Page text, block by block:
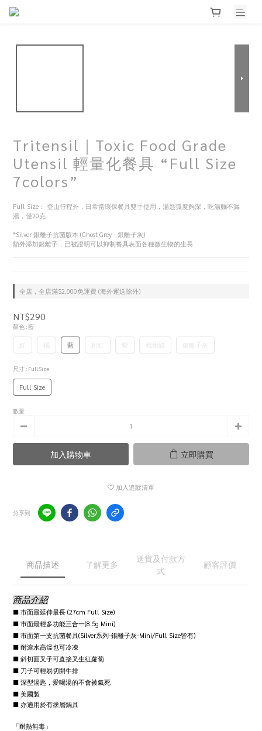
Tritensil｜Toxic Food Grade
Utensil 輕量化餐具 “Full Size
7colors”
Full Size： 登山行程外，日常當環保餐具雙手使用，湯匙弧度夠深，吃湯麵不漏
湯，僅20克
*Silver 銀離子抗菌版本 (Ghost Grey - 銀離子灰)
額外添加銀離子，已被證明可以抑制餐具表面各種微生物的生長
全店，全店滿$2,000免運費 (海外運送除外)
NT$290
顏色 : 藍
橘 藍 粉紅 紫 戰術綠 銀離子灰
尺寸: Full Size
Full Size
數量
加入購物車 立即購買
加入追蹤清單
分享到
商品描述 了解更多
送貨及付款方
式
顧客評價
商品介紹
■ 市面最延伸最長 (27cm Full Size)
■ 市面最輕多功能三合一(8.5g Mini)
■ 市面第一支抗菌餐具(Silver系列-銀離子灰-Mini/Full Size皆有)
■ 耐滾水高溫也可冷凍
■ 斜切面叉子可直接叉生紅蘿蔔
■ 刀子可輕易切開牛排
■ 深型湯匙，愛喝湯的不會被氣死
■ 美國製
■ 亦適用於有塗層鍋具
「耐熱無毒」